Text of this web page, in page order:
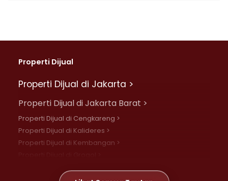
Properti Dijual
Properti Dijual di Jakarta >
Properti Dijual di Jakarta Barat >
Properti Dijual di Cengkareng >
Properti Dijual di Kalideres >
Properti Dijual di Kembangan >
Properti Dijual di Meruya >